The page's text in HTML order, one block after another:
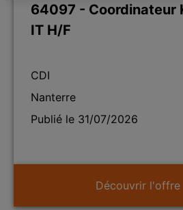
64097 - Coordinateur
IT H/F
CDI
Nanterre
Publié le 31/07/2026
Découvrir l'offre